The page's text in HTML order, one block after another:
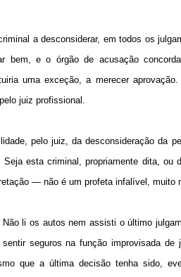
a desconsiderar, em todos os
bem, e o órgão de acusação
uma exceção, a merecer
juiz profissional.
pelo juiz, da desconsideração da
esta criminal, propriamente dita, ou
— não é um profeta infalível, muito
li os autos nem assisti o último
seguros na função improvisada
que a última decisão tenha sido,